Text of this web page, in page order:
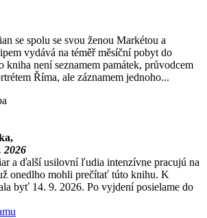
se spolu se svou ženou Markétou a
vydává na téměř měsíční pobyt do
kniha není seznamem památek, průvodcem
Říma, ale záznamem jednoho...
2026
a ďalší usilovní ľudia intenzívne pracujú na
onedlho mohli prečítať túto knihu. K
byť 14. 9. 2026. Po vyjdení posielame do